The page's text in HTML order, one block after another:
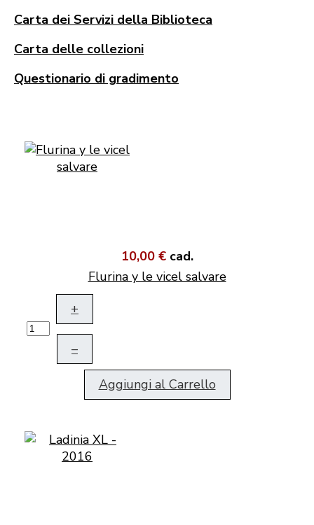
Carta dei Servizi della Biblioteca
Carta delle collezioni
Questionario di gradimento
10,00 € cad.
Flurina y le vicel salvare
+
–
Aggiungi al Carrello